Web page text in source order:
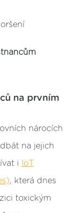
na prvním
nárocích
na jejich
i IoT
, která dnes
toxickým